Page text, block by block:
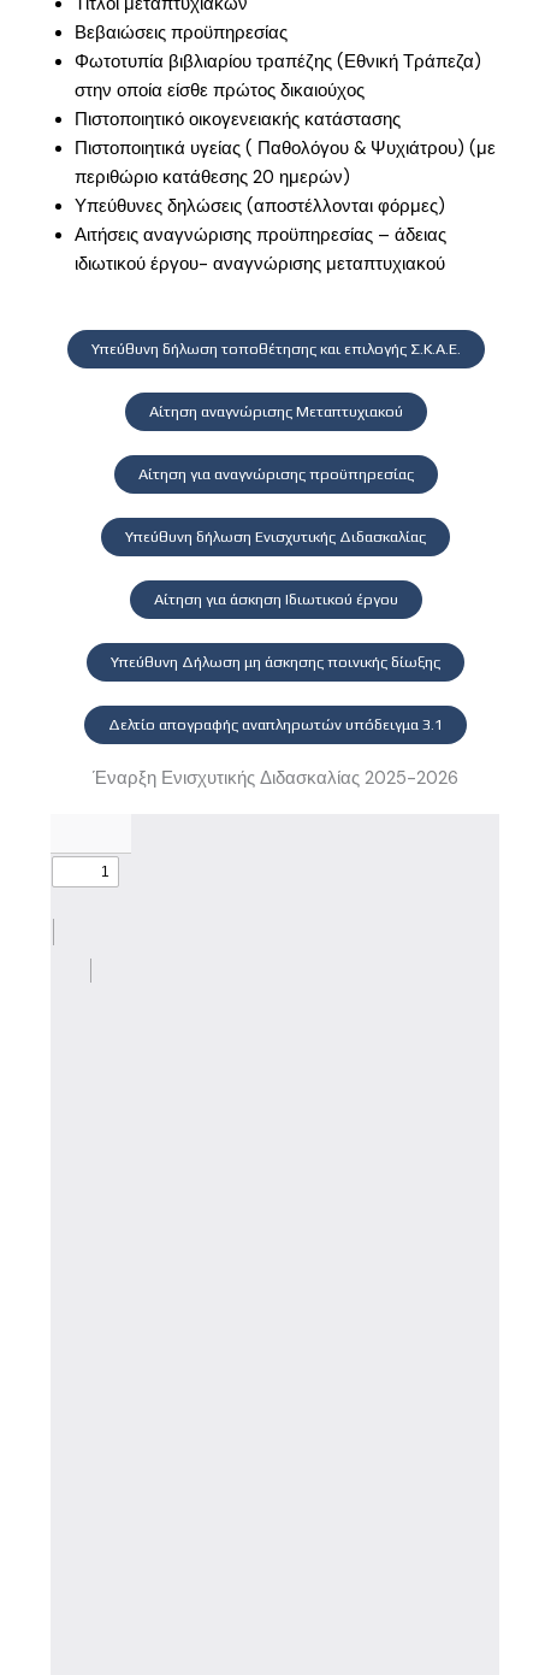
Βεβαιώσεις προϋπηρεσίας
Φωτοτυπία βιβλιαρίου τραπέζης (Εθνική Τράπεζα)
στην οποία είσθε πρώτος δικαιούχος
Πιστοποιητικό οικογενειακής κατάστασης
Πιστοποιητικά υγείας ( Παθολόγου & Ψυχιάτρου) (με
περιθώριο κατάθεσης 20 ημερών)
Υπεύθυνες δηλώσεις (αποστέλλονται φόρμες)
Αιτήσεις αναγνώρισης προϋπηρεσίας – άδειας
ιδιωτικού έργου- αναγνώρισης μεταπτυχιακού
Υπεύθυνη δήλωση τοποθέτησης και επιλογής Σ.Κ.Α.Ε.
Αίτηση αναγνώρισης Μεταπτυχιακού
Αίτηση για αναγνώρισης προϋπηρεσίας
Υπεύθυνη δήλωση Ενισχυτικής Διδασκαλίας
Αίτηση για άσκηση Ιδιωτικού έργου
Υπεύθυνη Δήλωση μη άσκησης ποινικής δίωξης
Δελτίο απογραφής αναπληρωτών υπόδειγμα 3.1
Έναρξη Ενισχυτικής Διδασκαλίας 2025-2026